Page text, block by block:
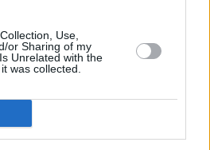
Use,
or Sharing of my
Unrelated with the
was collected.
1974
tritt anläßlich einer
des SWF auf.
Leuwen und ein Attentat, bei dem
wird, alarmieren die Baden-
auf dem Flugplatz kommt es zu
Später bei den Proben gibt es